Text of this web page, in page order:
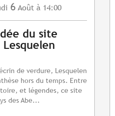
6 Août à 14:00
du site
de verdure, Lesquelen
hors du temps. Entre
et légendes, ce site
des Abe...